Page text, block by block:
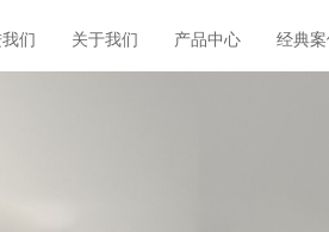
们 关于我们 产品中心 经典